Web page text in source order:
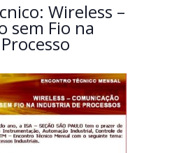
Wireless –
sem Fio na